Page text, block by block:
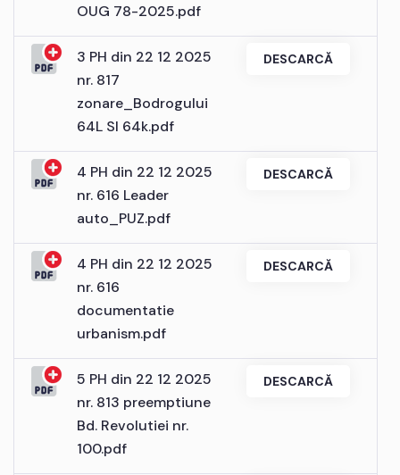
OUG 78-2025.pdf
3 PH din 22 12 2025
nr. 817
zonare_Bodrogului
64L SI 64k.pdf
DESCARCĂ
4 PH din 22 12 2025
nr. 616 Leader
auto_PUZ.pdf
DESCARCĂ
4 PH din 22 12 2025
nr. 616
documentatie
urbanism.pdf
DESCARCĂ
5 PH din 22 12 2025
nr. 813 preemptiune
Bd. Revolutiei nr.
100.pdf
DESCARCĂ